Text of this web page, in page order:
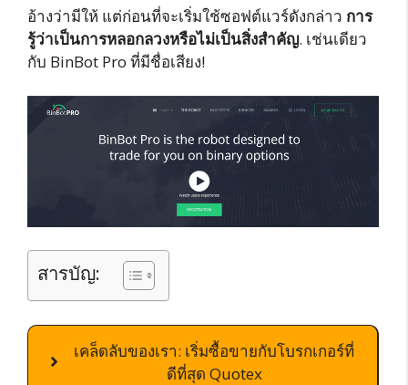
อ้างว่ามีให้ แต่ก่อนที่จะเริ่มใช้ซอฟต์แวร์ดังกล่าว การ
รู้ว่าเป็นการหลอกลวงหรือไม่เป็นสิ่งสำคัญ. เช่นเดียว
กับ BinBot Pro ที่มีชื่อเสียง!
สารบัญ:
เคล็ดลับของเรา: เริ่มซื้อขายกับโบรกเกอร์ที่
ดีที่สุด Quotex